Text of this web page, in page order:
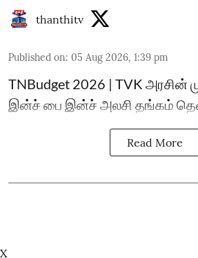
thanthitv
Published on: 05 Aug 2026, 1:39 pm
TNBudget 2026 | TVK அரசின்
இன்ச் பை இன்ச் அலசி தங்கம்
Read More
X